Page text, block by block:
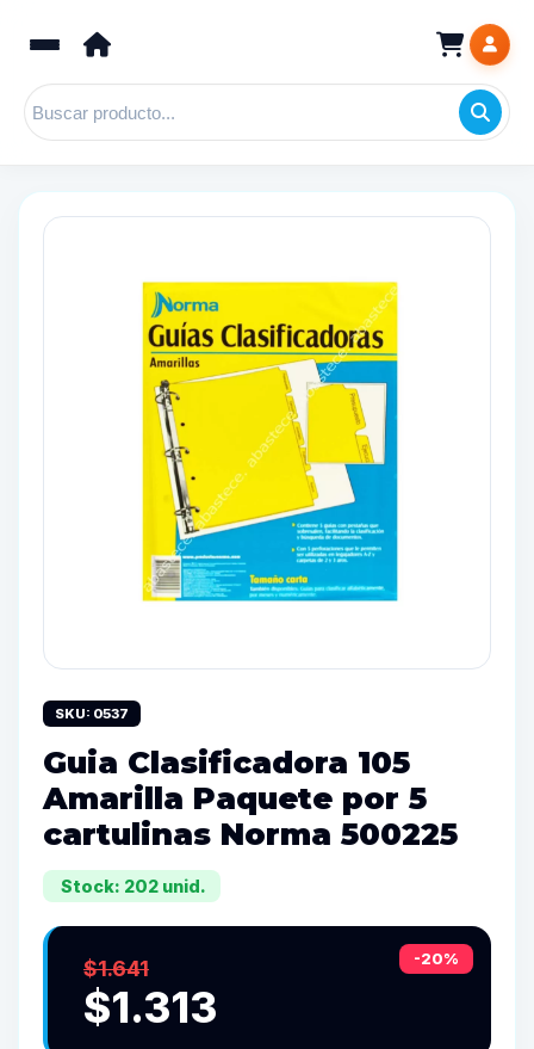
SKU: 0537
Guia Clasificadora 105
Amarilla Paquete por 5
cartulinas Norma 500225
Stock: 202 unid.
-20%
$1.641
$1.313